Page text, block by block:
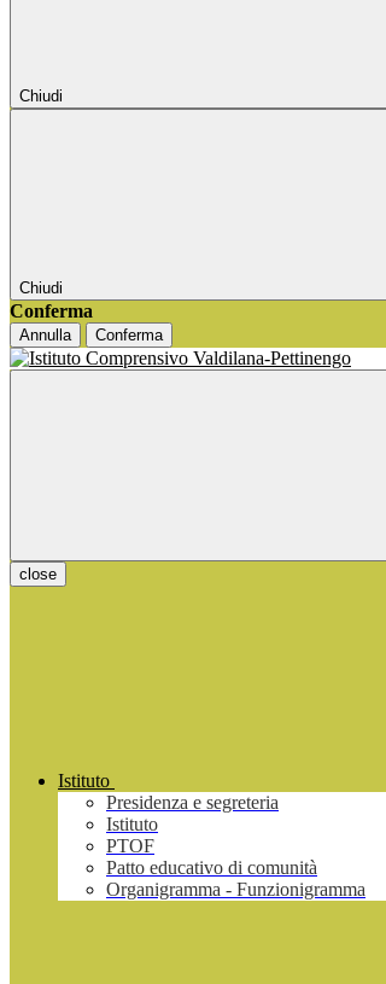
Chiudi
Chiudi
Conferma
Annulla Conferma
close
Istituto
Presidenza e segreteria
Istituto
PTOF
Patto educativo di comunità
Organigramma - Funzionigramma